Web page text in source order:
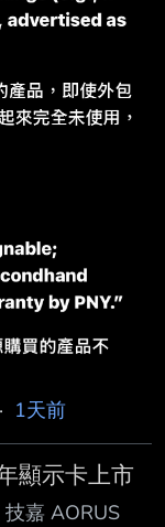
後來我忘記是
過網路跟網友收
連絡上這個網
· 1天前
顯示卡上市
嘉 AORUS